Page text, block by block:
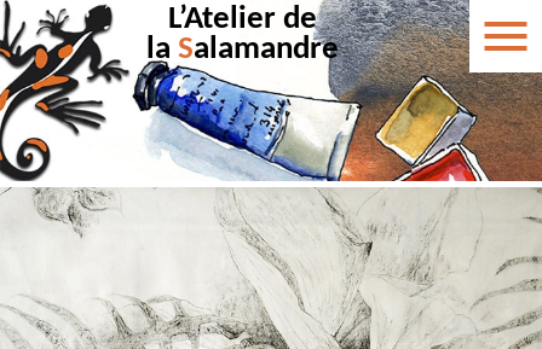
L’Atelier de
la Salamandre